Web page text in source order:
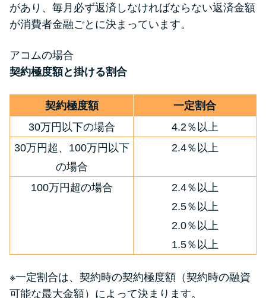
があり、毎月必ず返済しなければならない返済金額
が消費者金融ごとに決まっています。
アコムの場合
契約極度額と掛ける割合
契約極度額
一定割合
30万円以下の場合
4.2％以上
30万円超、100万円以下
の場合
2.4％以上
100万円超の場合
2.4％以上
2.5％以上
2.0％以上
1.5％以上
※一定割合は、契約時の契約極度額（契約時の融資
可能な最大金額）によって決まります。